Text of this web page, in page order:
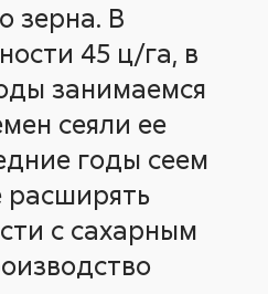
зерна. В
45 ц/га, в
занимаемся
сеяли ее
годы сеем
расширять
с сахарным